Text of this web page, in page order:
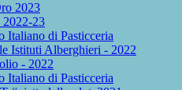
2023
2022-23
Italiano di Pasticceria
Istituti Alberghieri - 2022
- 2022
Italiano di Pasticceria